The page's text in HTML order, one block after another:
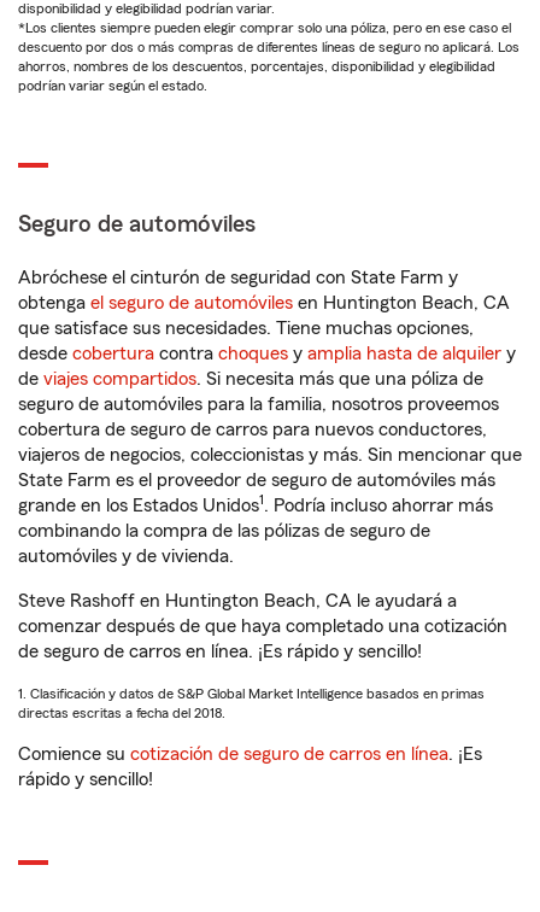
disponibilidad y elegibilidad podrían variar.
*Los clientes siempre pueden elegir comprar solo una póliza, pero en ese caso el
descuento por dos o más compras de diferentes líneas de seguro no aplicará. Los
ahorros, nombres de los descuentos, porcentajes, disponibilidad y elegibilidad
podrían variar según el estado.
Seguro de automóviles
Abróchese el cinturón de seguridad con State Farm y
obtenga el seguro de automóviles en Huntington Beach, CA
que satisface sus necesidades. Tiene muchas opciones,
desde cobertura contra choques y amplia hasta de alquiler y
de viajes compartidos. Si necesita más que una póliza de
seguro de automóviles para la familia, nosotros proveemos
cobertura de seguro de carros para nuevos conductores,
viajeros de negocios, coleccionistas y más. Sin mencionar que
State Farm es el proveedor de seguro de automóviles más
grande en los Estados Unidos1. Podría incluso ahorrar más
combinando la compra de las pólizas de seguro de
automóviles y de vivienda.
Steve Rashoff en Huntington Beach, CA le ayudará a
comenzar después de que haya completado una cotización
de seguro de carros en línea. ¡Es rápido y sencillo!
1. Clasificación y datos de S&P Global Market Intelligence basados en primas
directas escritas a fecha del 2018.
Comience su cotización de seguro de carros en línea. ¡Es
rápido y sencillo!